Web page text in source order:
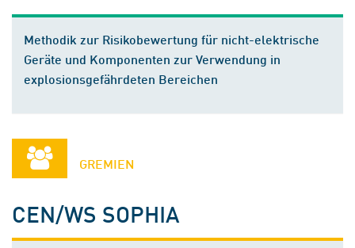
Methodik zur Risikobewertung für nicht-elektrische
Geräte und Komponenten zur Verwendung in
explosionsgefährdeten Bereichen
GREMIEN
CEN/WS SOPHIA